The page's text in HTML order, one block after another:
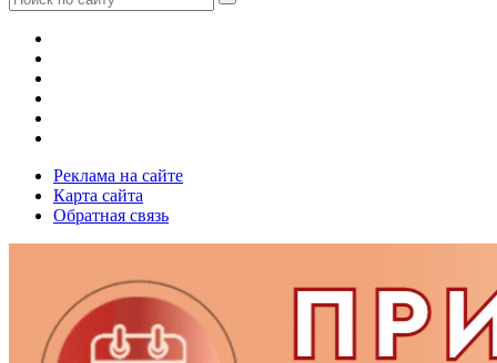
Реклама на сайте
Карта сайта
Обратная связь